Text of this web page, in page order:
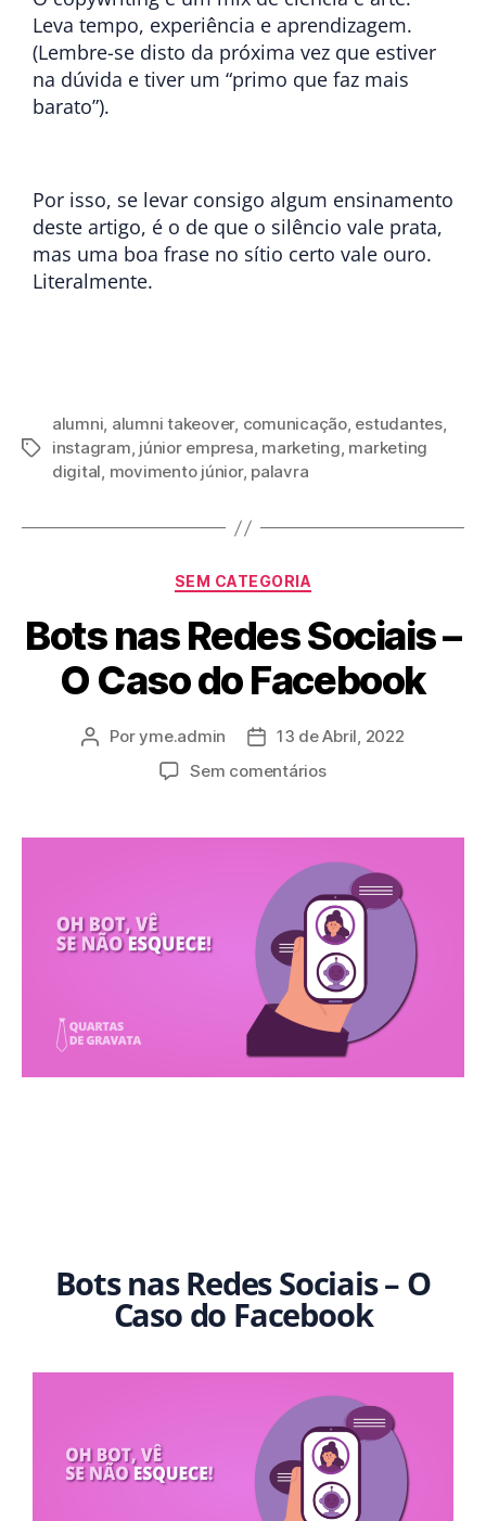
Leva tempo, experiência e aprendizagem.
(Lembre-se disto da próxima vez que estiver
na dúvida e tiver um “primo que faz mais
barato”).
Por isso, se levar consigo algum ensinamento
deste artigo, é o de que o silêncio vale prata,
mas uma boa frase no sítio certo vale ouro.
Literalmente.
alumni, alumni takeover, comunicação, estudantes,
instagram, júnior empresa, marketing, marketing
digital, movimento júnior, palavra
SEM CATEGORIA
Bots nas Redes Sociais –
O Caso do Facebook
Poryme.admin
13 de Abril, 2022
Sem comentários
Bots nas Redes Sociais – O
Caso do Facebook